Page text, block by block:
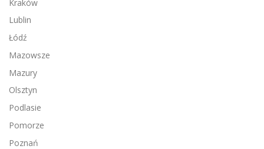
Kraków
Lublin
Łódź
Mazowsze
Mazury
Olsztyn
Podlasie
Pomorze
Poznań